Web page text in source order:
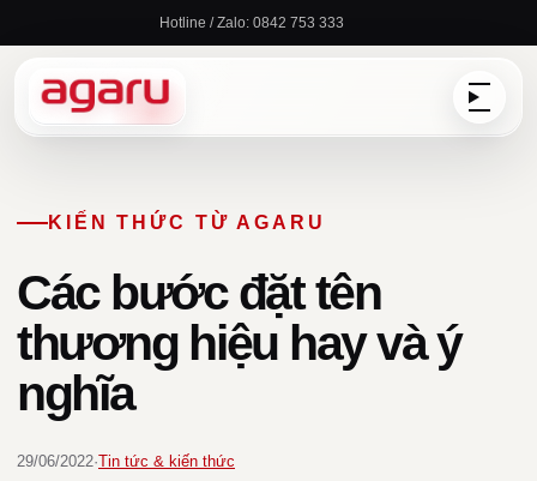
nội
Hotline / Zalo: 0842 753 333
KIẾN THỨC TỪ AGARU
Các bước đặt tên
thương hiệu hay và ý
nghĩa
29/06/2022·Tin tức & kiến thức